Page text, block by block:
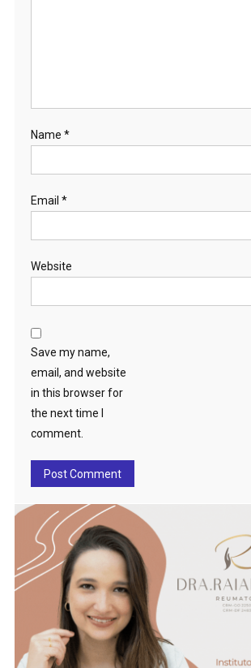
Name *
Email *
Website
Save my name,
email, and website
in this browser for
the next time I
comment.